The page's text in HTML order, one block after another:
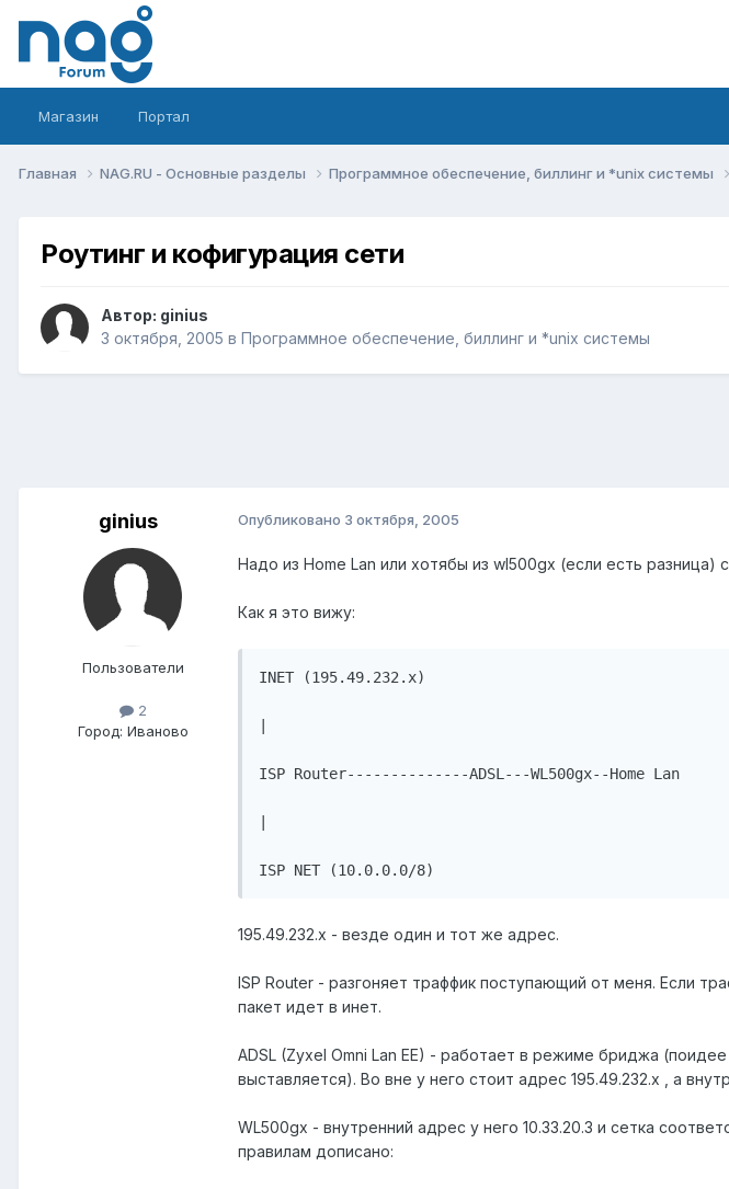
Магазин Портал
Главная NAG.RU - Основные разделы Программное обеспечение, биллинг и *unix системы
Роутинг и кофигурация сети
Автор: ginius
3 октября, 2005 в Программное обеспечение, биллинг и *unix системы
ginius
Пользователи
2
Город: Иваново
Опубликовано 3 октября, 2005
Надо из Home Lan или хотябы из wl500gx (если есть разница)
Как я это вижу:
INET (195.49.232.x)
ISP Router--------------ADSL---WL500gx--Home Lan
ISP NET (10.0.0.0/8)
195.49.232.х - везде один и тот же адрес.
ISP Router - разгоняет траффик поступающий от меня. Если
пакет идет в инет.
ADSL (Zyxel Omni Lan EE) - работает в режиме бриджа
выставляется). Во вне у него стоит адрес 195.49.232.х , а
WL500gx - внутренний адрес у него 10.33.20.3 и сетка
правилам дописано: